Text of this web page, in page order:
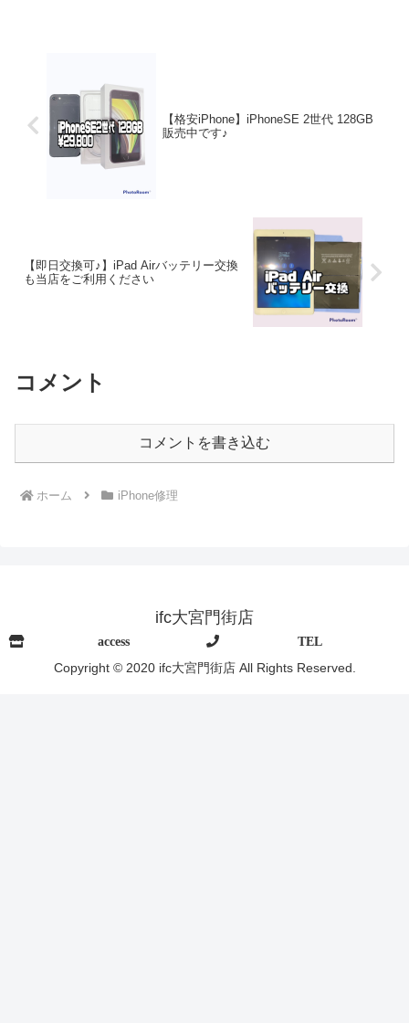
【格安iPhone】iPhoneSE 2世代 128GB
販売中です♪
【即日交換可♪】iPad Airバッテリー交換
も当店をご利用ください
コメント
コメントを書き込む
ホーム iPhone修理
ifc大宮門街店
access TEL
Copyright © 2020 ifc大宮門街店 All Rights Reserved.